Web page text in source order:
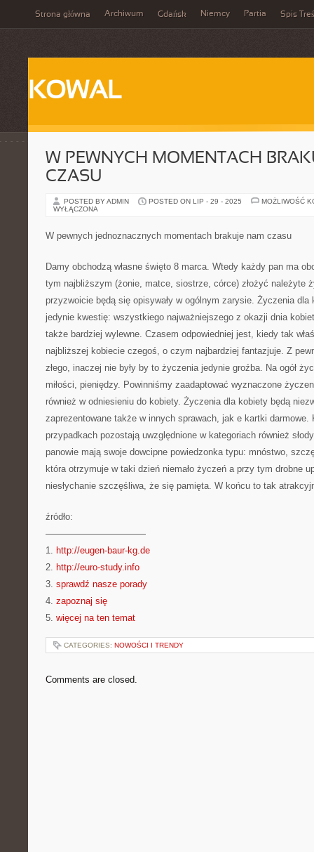
Strona główna Archiwum Gdańsk Niemcy Partia Spis
KOWAL
W PEWNYCH MOMENTACH
CZASU
POSTED BY ADMIN POSTED ON LIP - 29 - 2025
MOŻLIWOŚĆ
WYŁĄCZONA
W pewnych jednoznacznych momentach brakuje nam czasu
Damy obchodzą własne święto 8 marca. Wtedy każdy pan ma
tym najbliższym (żonie, matce, siostrze, córce) złożyć należyte
przyzwoicie będą się opisywały w ogólnym zarysie. Życzenia dla
jedynie kwestię: wszystkiego najważniejszego z okazji dnia
także bardziej wylewne. Czasem odpowiedniej jest, kiedy tak
najbliższej kobiecie czegoś, o czym najbardziej fantazjuje. Z
złego, inaczej nie były by to życzenia jedynie groźba. Na ogół
miłości, pieniędzy. Powinniśmy zaadaptować wyznaczone
również w odniesieniu do kobiety. Życzenia dla kobiety będą
zaprezentowane także w innych sprawach, jak e kartki darmowe.
przypadkach pozostają uwzględnione w kategoriach również
panowie mają swoje dowcipne powiedzonka typu: mnóstwo,
która otrzymuje w taki dzień niemało życzeń a przy tym drobne
niesłychanie szczęśliwa, że się pamięta. W końcu to tak
źródło:
———————————
1. http://eugen-baur-kg.de
2. http://euro-study.info
3. sprawdź nasze porady
4. zapoznaj się
5. więcej na ten temat
CATEGORIES: NOWOŚCI I TRENDY
Comments are closed.